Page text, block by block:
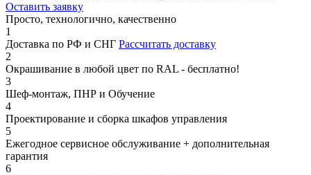
Оставить заявку
Просто, технологично, качественно
1
Доставка по РФ и СНГ Рассчитать доставку
2
Окрашивание в любой цвет по RAL - бесплатно!
3
Шеф-монтаж, ПНР и Обучение
4
Проектирование и сборка шкафов управления
5
Ежегодное сервисное обслуживание + дополнительная
гарантия
6